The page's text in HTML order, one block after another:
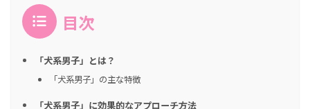
目次
「犬系男子」とは？
「犬系男子」の主な特徴
「犬系男子」に効果的なアプローチ方法